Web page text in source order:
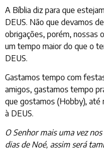
A Bíblia diz para que
DEUS. Não que devamos
obrigações, porém, nossas
um tempo maior do que o
DEUS.
Gastamos tempo com
amigos, gastamos tempo
que gostamos (Hobby), até
à DEUS.
O Senhor mais uma vez
dias de Noé, assim será